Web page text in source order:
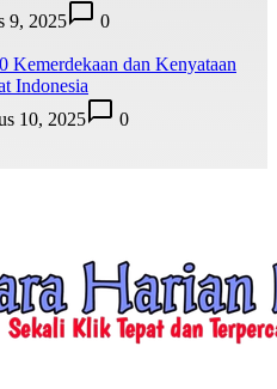
9, 2025
0
Kemerdekaan dan Kenyataan
Indonesia
10, 2025 0